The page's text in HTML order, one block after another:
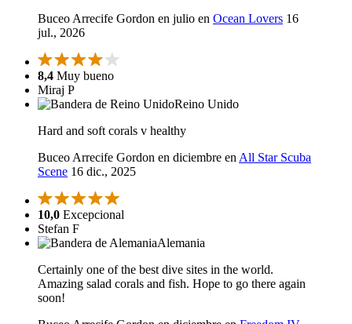
Buceo Arrecife Gordon en julio en Ocean Lovers 16
jul., 2026
8,4 Muy bueno
Miraj P
Reino Unido
Hard and soft corals v healthy
Buceo Arrecife Gordon en diciembre enAll Star Scuba
Scene 16 dic., 2025
10,0 Excepcional
Stefan F
Alemania
Certainly one of the best dive sites in the world.
Amazing salad corals and fish. Hope to go there again
soon!